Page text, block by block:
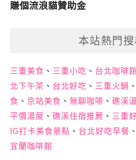
賺個流浪貓贊助金
本站熱門搜
三重美食 、 三重小吃 、 台北咖啡館
北下午茶 、 台北好吃 、 三重火鍋 、
食 、 京站美食 、 無聊咖啡 、 礁溪
平價湯屋 、 礁溪住宿推薦 、 三重
IG打卡美食景點 、 台北好吃早餐 、
宜蘭咖啡館